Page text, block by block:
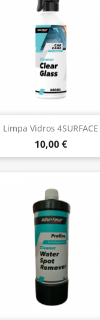
Limpa Vidros 4SURFACE
10,00 €
 Vista rápida